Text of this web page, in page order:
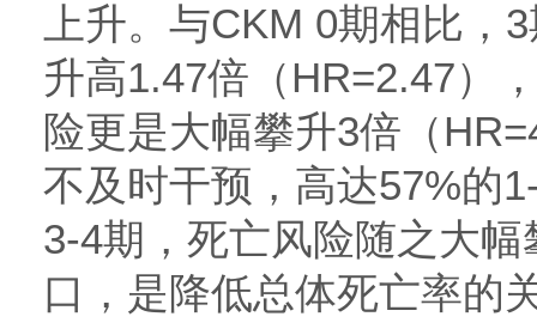
上升。与CKM 0期相比，
升高1.47倍（HR=2.47）
险更是大幅攀升3倍（
不及时干预，高达57%的
3-4期，死亡风险随之大
口，是降低总体死亡率的